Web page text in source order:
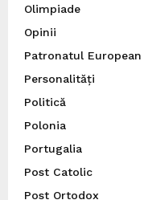
Olimpiade
Opinii
Patronatul
Personalități
Politică
Polonia
Portugalia
Post Catolic
Post Ortodox